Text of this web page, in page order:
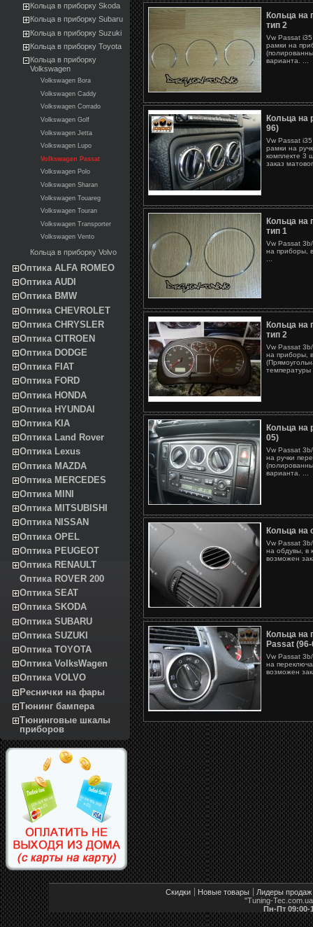
Кольца в приборку Skoda
Кольца в приборку Subaru
Кольца в приборку Suzuki
Кольца в приборку Toyota
Кольца в приборку
Volkswagen
Volkswagen Bora
Volkswagen Caddy
Volkswagen Corrado
Volkswagen Golf
Volkswagen Jetta
Volkswagen Lupo
Volkswagen Passat
Volkswagen Polo
Volkswagen Sharan
Volkswagen Touareg
Volkswagen Touran
Volkswagen Transporter
Volkswagen Vento
Кольца в приборку Volvo
Оптика ALFA ROMEO
Оптика AUDI
Оптика BMW
Оптика CHEVROLET
Оптика CHRYSLER
Оптика CITROEN
Оптика DODGE
Оптика FIAT
Оптика FORD
Оптика HONDA
Оптика HYUNDAI
Оптика KIA
Оптика Land Rover
Оптика Lexus
Оптика MAZDA
Оптика MERCEDES
Оптика MINI
Оптика MITSUBISHI
Оптика NISSAN
Оптика OPEL
Оптика PEUGEOT
Оптика RENAULT
Оптика ROVER 200
Оптика SEAT
Оптика SKODA
Оптика SUBARU
Оптика SUZUKI
Оптика TOYOTA
Оптика VolksWagen
Оптика VOLVO
Реснички на фары
Тюнинг бампера
Тюнинговые шкалы
приборов
Кольца на
тип 2
Vw Passat
рамки на
варианта. ...
Кольца на
96)
Vw Passat
рамки на
комплекте 3
заказ
Кольца на
тип 1
Vw Passat
на приборы,
...
Кольца на
тип 2
Vw Passat
на приборы,
температуры
Кольца на
05)
Vw Passat
на ручки
варианта. ...
Кольца на
Vw Passat
на обдувы, в
возможен
Кольца на
Passat (96-
Vw Passat
на
возможен
Скидки Новые товары
Лидеры продаж
"Tuning-
Пн-Пт 09:00-